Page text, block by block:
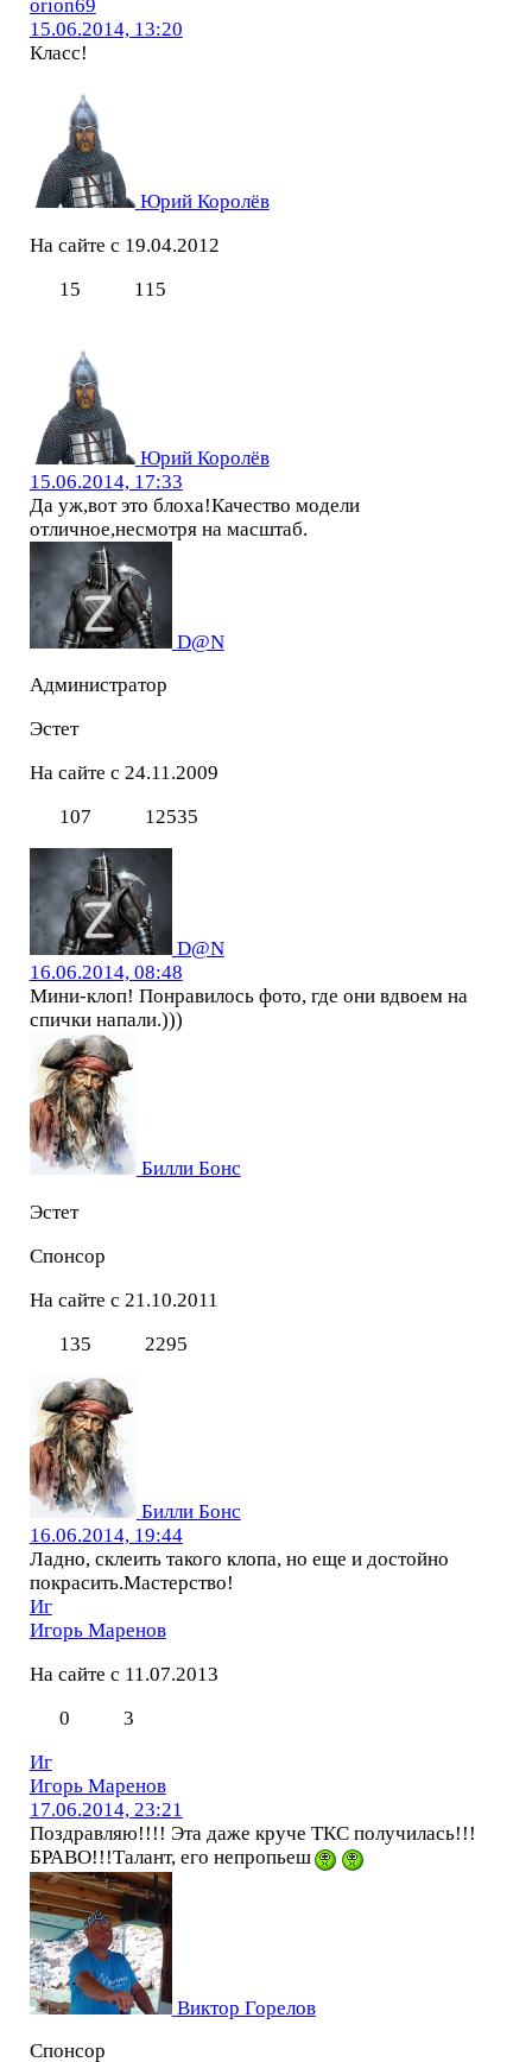
orion69
15.06.2014, 13:20
Класс!
Юрий Королёв
На сайте с 19.04.2012
15
115
Юрий Королёв
15.06.2014, 17:33
Да уж,вот это блоха!Качество модели
отличное,несмотря на масштаб.
D@N
Администратор
Эстет
На сайте с 24.11.2009
107
12535
D@N
16.06.2014, 08:48
Мини-клоп! Понравилось фото, где они вдвоем на
спички напали.)))
Билли Бонс
Эстет
Спонсор
На сайте с 21.10.2011
135
2295
Билли Бонс
16.06.2014, 19:44
Ладно, склеить такого клопа, но еще и достойно
покрасить.Мастерство!
Иг
Игорь Маренов
На сайте с 11.07.2013
0
3
Иг
Игорь Маренов
17.06.2014, 23:21
Поздравляю!!!! Эта даже круче ТКС получилась!!!
БРАВО!!!Талант, его непропьеш
Виктор Горелов
Спонсор